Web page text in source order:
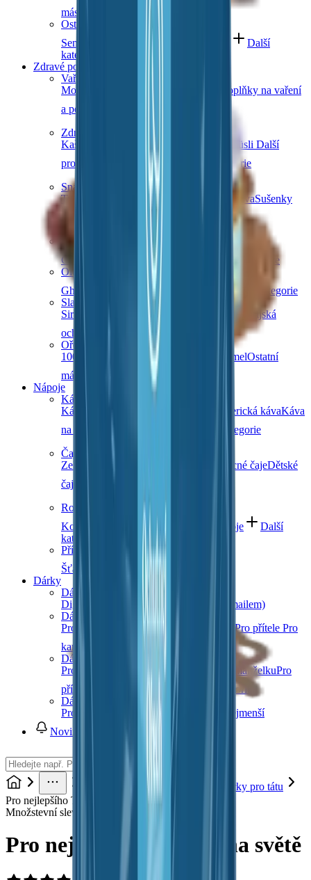
másla a pasty
Další kategorie
Ostatní sladkosti
Semínka v čokoládě
Čokoládové směsi
Další
kategorie
Zdravé potraviny
Vaření a pečení
Mouky
Doplňky na vaření
a pečení
Další kategorie
Zdravá snídaně
Kaše
Müsli a granola Ovoce do müsli Další
produkty zdravé snídaně
Další kategorie
Snacky
Tyčinky
Bezlepkové křupky ChalvaSušenky
Obiloviny a luštěniny
Čočka
KuskusTěstoviny
Další kategorie
Oleje a másla
Ghí máslo
Kokosové Speciální oleje
Další kategorie
Sladidla a dochucovadla
Sirupy
Cukry a alternativní sladidla Koření
Asijská
ochucovadla
Další kategorie
Ořechová másla
100% ořechová
S čokoládou Slaný karamelOstatní
másla a pasty
Další kategorie
Nápoje
Káva
Káva Ochutnej Ořech
Americká kávaKáva
na espresso
Další kategorie
Čaje
Zelené čaje
Ovocné čajeDětské
čaje
Rostlinné nápoje
Kombucha
Rostlinná mléka Ostatní nápoje
Další
kategorie
Přírodní vody a šťávy
Šťávy
Další kategorie
Dárky
Dárkové poukazy
Digitální dárkový poukaz (okamžitě e-mailem)
Dárky pro muže
Pro tátu
Pro bratra Pro přítele Pro
kamaráda
Dárky pro ženy
Pro maminku
Pro babičku Pro manželkuPro
přítelkyni
Další kategorie
Dárky pro děti
Pro holky
Pro nejmenší
Novinky
Dárky pro rodiče
Dárky pro tátu
Pro nejlepšího Tatínka na světě
Množstevní sleva
Pro nejlepšího Tatínka na světě